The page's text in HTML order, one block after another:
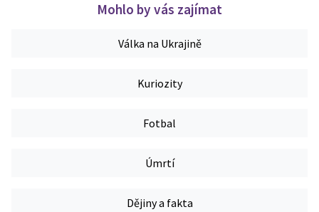
Mohlo by vás zajímat
Válka na Ukrajině
Kuriozity
Fotbal
Úmrtí
Dějiny a fakta